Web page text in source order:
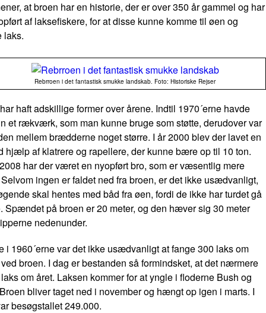
at broen har en historie, der er over 350 år gammel og har
af laksefiskere, for at disse kunne komme til øen og
Rebrroen i det fantastisk smukke landskab. Foto: Historiske Rejser
haft adskillige former over årene. Indtil 1970´erne havde
et rækværk, som man kunne bruge som støtte, derudover var
mellem brædderne noget større. I år 2000 blev der lavet en
hjælp af klatrere og rapellere, der kunne bære op til 10 ton.
har der været en nyopført bro, som er væsentlig mere
ingen er faldet ned fra broen, er det ikke usædvanligt,
skal hentes med båd fra øen, fordi de ikke har turdet gå
Spændet på broen er 20 meter, og den hæver sig 30 meter
nedenunder.
i 1960´erne var det ikke usædvanligt at fange 300 laks om
broen. I dag er bestanden så formindsket, at det nærmere
om året. Laksen kommer for at yngle i floderne Bush og
bliver taget ned i november og hængt op igen i marts. I
besøgstallet 249.000.